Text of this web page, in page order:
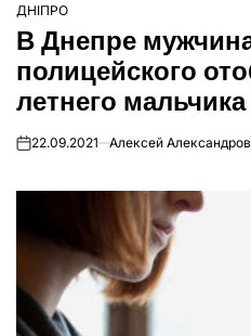
ОПУБЛІКУВАТИ
У
ДНІПРО
В Днепре
полицейского
летнего
on22.09.2021 Алексей Александров